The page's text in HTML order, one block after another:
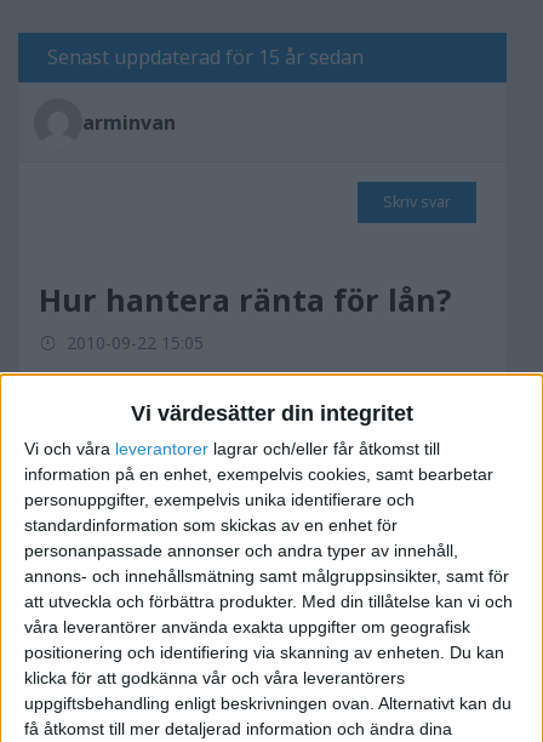
Vi värdesätter din integritet
Vi och våra leverantorer lagrar och/eller får åtkomst till
information på en enhet, exempelvis cookies, samt bearbetar
personuppgifter, exempelvis unika identifierare och
standardinformation som skickas av en enhet för
personanpassade annonser och andra typer av innehåll,
annons- och innehållsmätning samt målgruppsinsikter, samt för
att utveckla och förbättra produkter. Med din tillåtelse kan vi och
våra leverantörer använda exakta uppgifter om geografisk
positionering och identifiering via skanning av enheten. Du kan
klicka för att godkänna vår och våra leverantörers
uppgiftsbehandling enligt beskrivningen ovan. Alternativt kan du
få åtkomst till mer detaljerad information och ändra dina
Senast uppdaterad för 15 år sedan
arminvan
Skriv svar
Hur hantera ränta för lån?
2010-09-22 15:05
Vi driver aktiebolag och har tidigare lånat
pengar kortfristisgt av närstående, då utan
ränta. Då har det inte varit så svårt att
hantera/bokfört.
Men hur gör vi om vi kommer överens om ränta?
Behöver vi "anställa" långivaren och betala ut
räntan som lön? Hur ska långivaren hantera
räntan?